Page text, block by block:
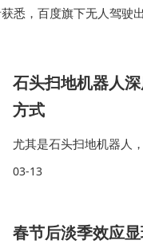
悉，百度旗下无人驾驶
将为其新一代前装量产
石头扫地机器人
方式
尤其是石头扫地机器人
活效率的理想选择。很
03-13
春节后淡季效应